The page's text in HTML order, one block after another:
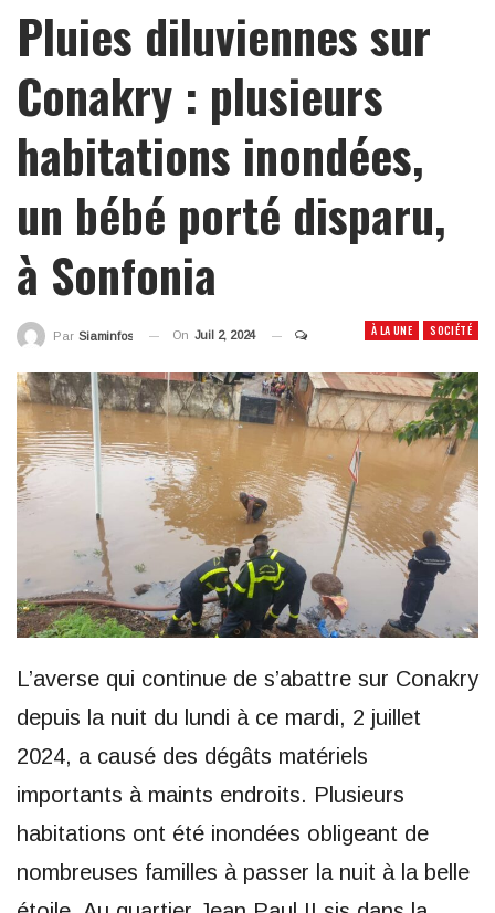
Pluies diluviennes sur
Conakry : plusieurs
habitations inondées,
un bébé porté disparu,
à Sonfonia
À LA UNE SOCIÉTÉ
Par Siaminfos On Juil 2, 2024
L’averse qui continue de s’abattre sur Conakry
depuis la nuit du lundi à ce mardi, 2 juillet
2024, a causé des dégâts matériels
importants à maints endroits. Plusieurs
habitations ont été inondées obligeant de
nombreuses familles à passer la nuit à la belle